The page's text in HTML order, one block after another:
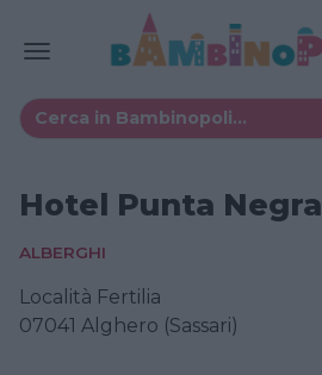
Hotel Punta Negra
ALBERGHI
Località Fertilia
07041 Alghero (Sassari)